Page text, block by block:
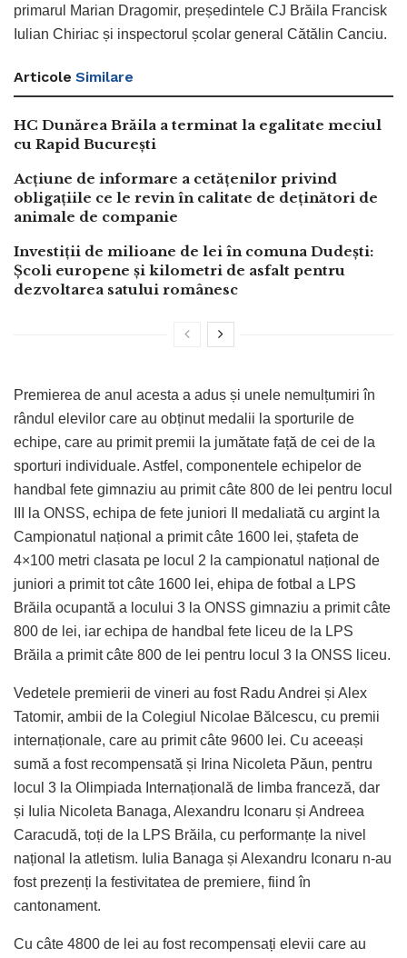
primarul Marian Dragomir, președintele CJ Brăila Francisk
Iulian Chiriac și inspectorul școlar general Cătălin Canciu.
Articole Similare
HC Dunărea Brăila a terminat la egalitate meciul
cu Rapid București
Acțiune de informare a cetățenilor privind
obligațiile ce le revin în calitate de deținători de
animale de companie
Investiții de milioane de lei în comuna Dudești:
Școli europene și kilometri de asfalt pentru
dezvoltarea satului românesc
Premierea de anul acesta a adus și unele nemulțumiri în
rândul elevilor care au obținut medalii la sporturile de
echipe, care au primit premii la jumătate față de cei de la
sporturi individuale. Astfel, componentele echipelor de
handbal fete gimnaziu au primit câte 800 de lei pentru locul
III la ONSS, echipa de fete juniori II medaliată cu argint la
Campionatul național a primit câte 1600 lei, ștafeta de
4×100 metri clasata pe locul 2 la campionatul național de
juniori a primit tot câte 1600 lei, ehipa de fotbal a LPS
Brăila ocupantă a locului 3 la ONSS gimnaziu a primit câte
800 de lei, iar echipa de handbal fete liceu de la LPS
Brăila a primit câte 800 de lei pentru locul 3 la ONSS liceu.
Vedetele premierii de vineri au fost Radu Andrei și Alex
Tatomir, ambii de la Colegiul Nicolae Bălcescu, cu premii
internaționale, care au primit câte 9600 lei. Cu aceeași
sumă a fost recompensată și Irina Nicoleta Păun, pentru
locul 3 la Olimpiada Internațională de limba franceză, dar
și Iulia Nicoleta Banaga, Alexandru Iconaru și Andreea
Caracudă, toți de la LPS Brăila, cu performanțe la nivel
național la atletism. Iulia Banaga și Alexandru Iconaru n-au
fost prezenți la festivitatea de premiere, fiind în
cantonament.
Cu câte 4800 de lei au fost recompensați elevii care au